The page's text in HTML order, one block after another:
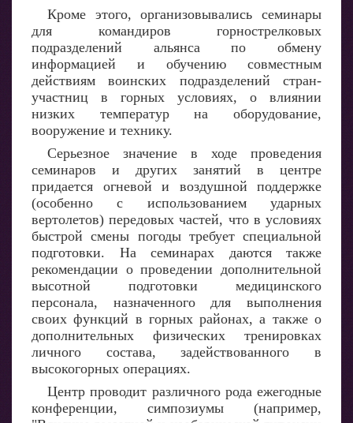
Кроме этого, организовывались семинары
для командиров горнострелковых
подразделений альянса по обмену
информацией и обучению совместным
действиям воинских подразделений стран-
участниц в горных условиях, о влиянии
низких температур на оборудование,
вооружение и технику.
Серьезное значение в ходе проведения
семинаров и других занятий в центре
придается огневой и воздушной поддержке
(особенно с использованием ударных
вертолетов) передовых частей, что в условиях
быстрой смены погоды требует специальной
подготовки. На семинарах даются также
рекомендации о проведении дополнительной
высотной подготовки медицинского
персонала, назначенного для выполнения
своих функций в горных районах, а также о
дополнительных физических тренировках
личного состава, задействованного в
высокогорных операциях.
Центр проводит различного рода ежегодные
конференции, симпозиумы (например,